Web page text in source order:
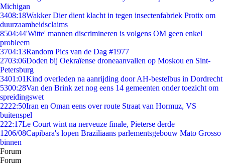
Michigan
3408:18Wakker Dier dient klacht in tegen insectenfabriek Protix om
duurzaamheidsclaims
8504:44'Witte' mannen discrimineren is volgens OM geen enkel
probleem
3704:13Random Pics van de Dag #1977
2703:06Doden bij Oekraïense droneaanvallen op Moskou en Sint-
Petersburg
3401:01Kind overleden na aanrijding door AH-bestelbus in Dordrecht
5300:28Van den Brink zet nog eens 14 gemeenten onder toezicht om
spreidingswet
2222:50Iran en Oman eens over route Straat van Hormuz, VS
buitenspel
222:17Le Court wint na nerveuze finale, Pieterse derde
1206/08Capibara's lopen Braziliaans parlementsgebouw Mato Grosso
binnen
Forum
Forum